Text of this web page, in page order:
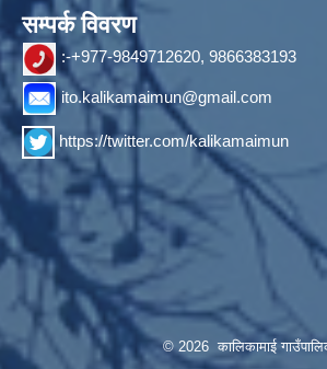
सम्पर्क विवरण
:-+977-9849712620, 9866383193
ito.kalikamaimun@gmail.com
https://twitter.com/kalikamaimun
© 2026 कालिकामाई